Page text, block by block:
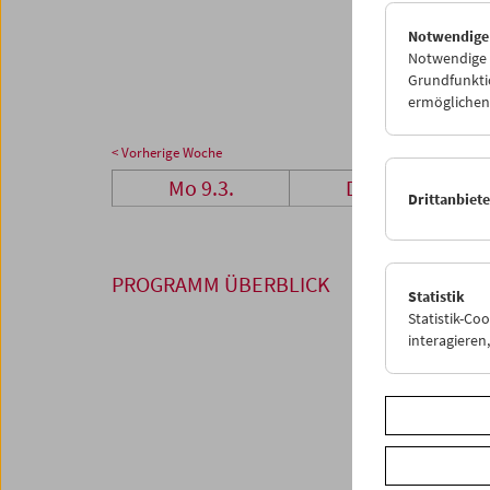
30
< Vorherige Woche
Mo 9.3. Di 10.3.
PROGRAMM ÜBERBLICK
Notwendige
Statistik
Statistik-